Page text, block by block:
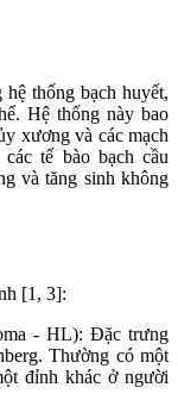
thống bạch huyết,
Hệ thống này bao
xương và các mạch
tế bào bạch cầu
và tăng sinh không
[1, 3]:
- HL): Đặc trưng
Thường có một
đỉnh khác ở người